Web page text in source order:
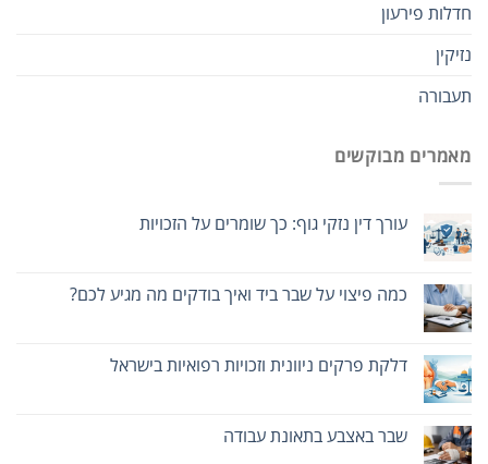
חדלות פירעון
נזיקין
תעבורה
מאמרים מבוקשים
עורך דין נזקי גוף: כך שומרים על הזכויות
כמה פיצוי על שבר ביד ואיך בודקים מה מגיע לכם?
דלקת פרקים ניוונית וזכויות רפואיות בישראל
שבר באצבע בתאונת עבודה